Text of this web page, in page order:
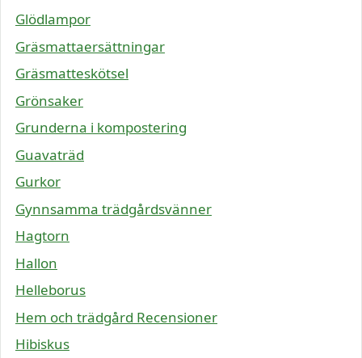
Glödlampor
Gräsmattaersättningar
Gräsmatteskötsel
Grönsaker
Grunderna i kompostering
Guavaträd
Gurkor
Gynnsamma trädgårdsvänner
Hagtorn
Hallon
Helleborus
Hem och trädgård Recensioner
Hibiskus